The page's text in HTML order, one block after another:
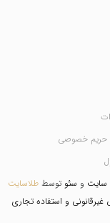
خصوصی
سایت و سئو توسط طلاسایت
غیرقانونی و استفاده تجاری